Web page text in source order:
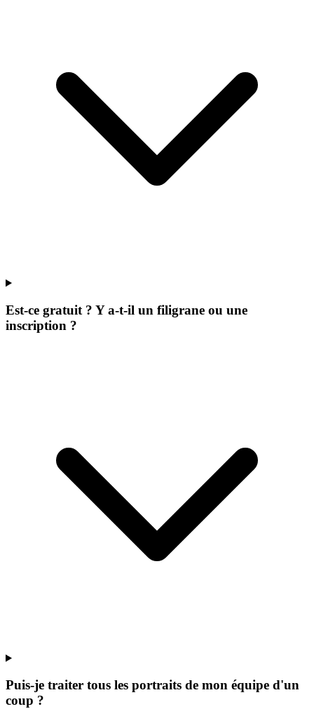
Est-ce gratuit ? Y a-t-il un filigrane ou une
inscription ?
Puis-je traiter tous les portraits de mon équipe d'un
coup ?